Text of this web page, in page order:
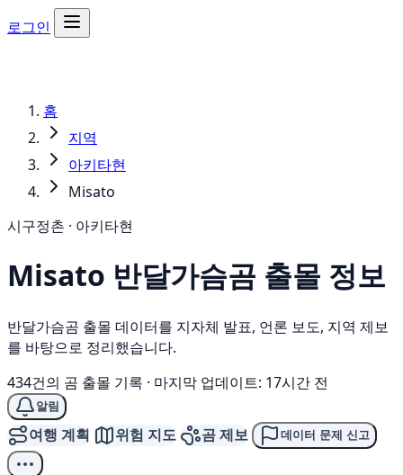
로그인
홈
지역
아키타현
Misato
시구정촌 · 아키타현
Misato 반달가슴곰 출몰 정보
반달가슴곰 출몰 데이터를 지자체 발표, 언론 보도, 지역 제보
를 바탕으로 정리했습니다.
434건의 곰 출몰 기록 · 마지막 업데이트: 17시간 전
알림
여행 계획 위험 지도 곰 제보 데이터 문제 신고